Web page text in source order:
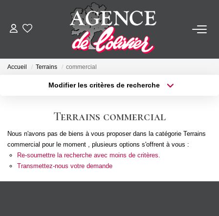
ACHETER
FAIRE GÉRER
SYNDIC
Accueil Terrains commercial
Modifier les critères de recherche
Budget max
Terrains commercial
Nous n'avons pas de biens à vous proposer dans la catégorie Terrains
commercial pour le moment , plusieurs options s'offrent à vous :
Re-soumettre la recherche avec moins de critères.
Transmettez-nous votre demande